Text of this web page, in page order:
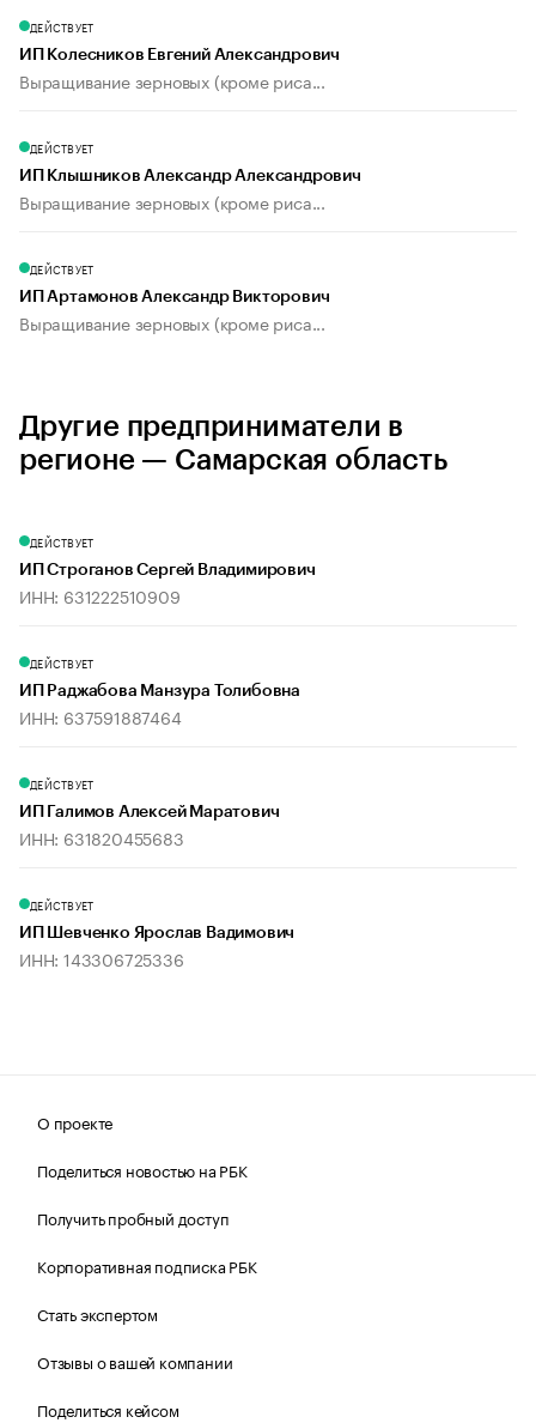
ДЕЙСТВУЕТ
ИП Колесников Евгений Александрович
Выращивание зерновых (кроме риса...
ДЕЙСТВУЕТ
ИП Клышников Александр Александрович
Выращивание зерновых (кроме риса...
ДЕЙСТВУЕТ
ИП Артамонов Александр Викторович
Выращивание зерновых (кроме риса...
Другие предприниматели в
регионе — Самарская область
ДЕЙСТВУЕТ
ИП Строганов Сергей Владимирович
ИНН: 631222510909
ДЕЙСТВУЕТ
ИП Раджабова Манзура Толибовна
ИНН: 637591887464
ДЕЙСТВУЕТ
ИП Галимов Алексей Маратович
ИНН: 631820455683
ДЕЙСТВУЕТ
ИП Шевченко Ярослав Вадимович
ИНН: 143306725336
О проекте
Поделиться новостью на РБК
Получить пробный доступ
Корпоративная подписка РБК
Стать экспертом
Отзывы о вашей компании
Поделиться кейсом